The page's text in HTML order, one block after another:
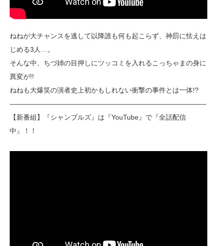
ねねが大チャンスを逃して以降誰も何も起こらず、神罰に怯えは
じめる3人…。
そんな中、ちづ姉の目押しにツッコミを入れるこっちゃまの身に
異変が!!
ねねも大爆笑の演者史上初かもしれない衝撃の事件とは一体!?
―――――――――――――――――――――――――――――
【新番組】『シャンブルズ』は『YouTube』で『全話配信
中』！！